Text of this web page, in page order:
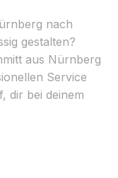
nach
gestalten?
aus Nürnberg
Service
dir bei deinem